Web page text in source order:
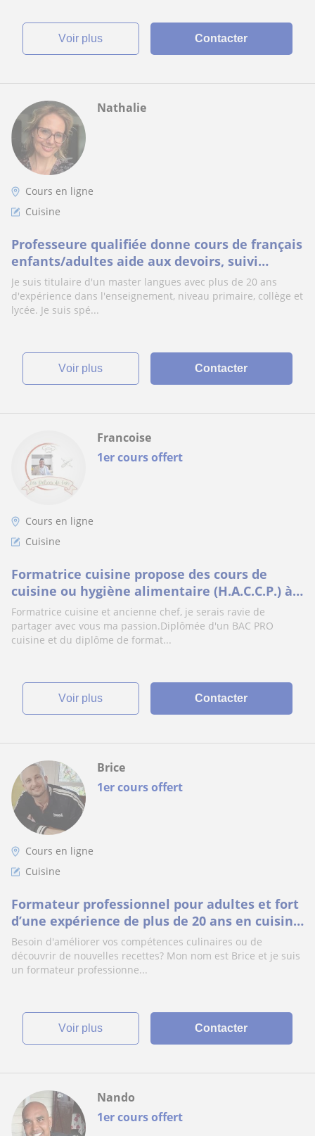
voir plus Contacter
Nathalie
Cours en ligne
Cuisine
Professeure qualifiée donne cours de français
enfants/adultes aide aux devoirs, suivi
scolaire uniquement EN LIGNE.
Je suis titulaire d'un master langues avec plus de 20 ans
d'expérience dans l'enseignement, niveau primaire, collège et
lycée. Je suis spé...
voir plus Contacter
1er cours offert
Francoise
Cours en ligne
Cuisine
Formatrice cuisine propose des cours de
cuisine ou hygiène alimentaire (H.A.C.C.P.) à
distance
Formatrice cuisine et ancienne chef, je serais ravie de
partager avec vous ma passion.Diplômée d'un BAC PRO
cuisine et du diplôme de format...
voir plus Contacter
1er cours offert
Brice
Cours en ligne
Cuisine
Formateur professionnel pour adultes et fort
d’une expérience de plus de 20 ans en cuisine
et dans le domaine de la restauration, mais
également animateur dans un club de boxe
ans. Je propose mes services pour échanger
Besoin d'améliorer vos compétences culinaires ou de
découvrir de nouvelles recettes? Mon nom est Brice et je suis
un formateur professionne...
voir plus Contacter
1er cours offert
Nando